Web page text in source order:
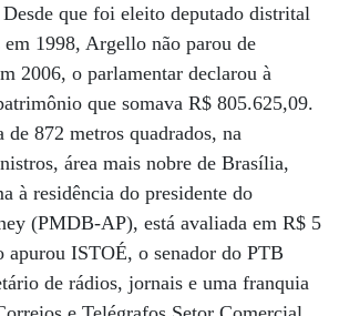
que foi eleito deputado distrital
1998, Argello não parou de
2006, o parlamentar declarou à
que somava R$ 805.625,09.
de 872 metros quadrados, na
área mais nobre de Brasília,
à residência do presidente do
(PMDB-AP), está avaliada em R$ 5
apurou ISTOÉ, o senador do PTB
de rádios, jornais e uma franquia